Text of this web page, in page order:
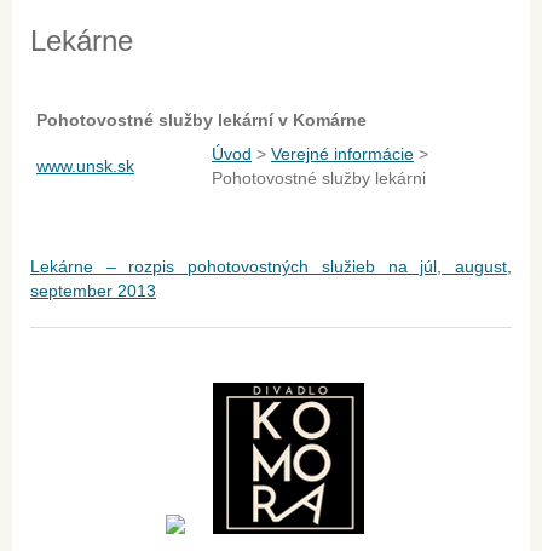
Lekárne
Pohotovostné služby lekární v Komárne
www.unsk.sk
Úvod > Verejné informácie >
Pohotovostné služby lekárni
Lekárne – rozpis pohotovostných služieb na júl, august,
september 2013